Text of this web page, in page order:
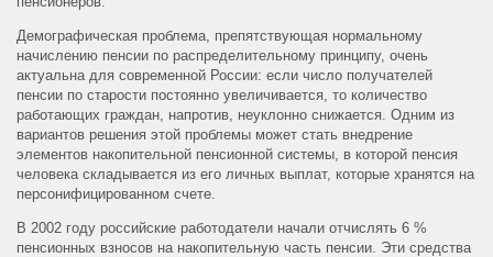
Демографическая проблема, препятствующая нормальному
начислению пенсии по распределительному принципу, очень
актуальна для современной России: если число получателей
пенсии по старости постоянно увеличивается, то количество
работающих граждан, напротив, неуклонно снижается. Одним из
вариантов решения этой проблемы может стать внедрение
элементов накопительной пенсионной системы, в которой пенсия
человека складывается из его личных выплат, которые хранятся на
персонифицированном счете.
В 2002 году российские работодатели начали отчислять 6 %
пенсионных взносов на накопительную часть пенсии. Эти средства